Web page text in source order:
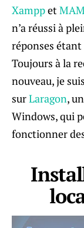
Xamppet
n’a réussi à
réponses
Toujours à la
nouveau, je
surLaragon,
Windows, qui
fonctionner